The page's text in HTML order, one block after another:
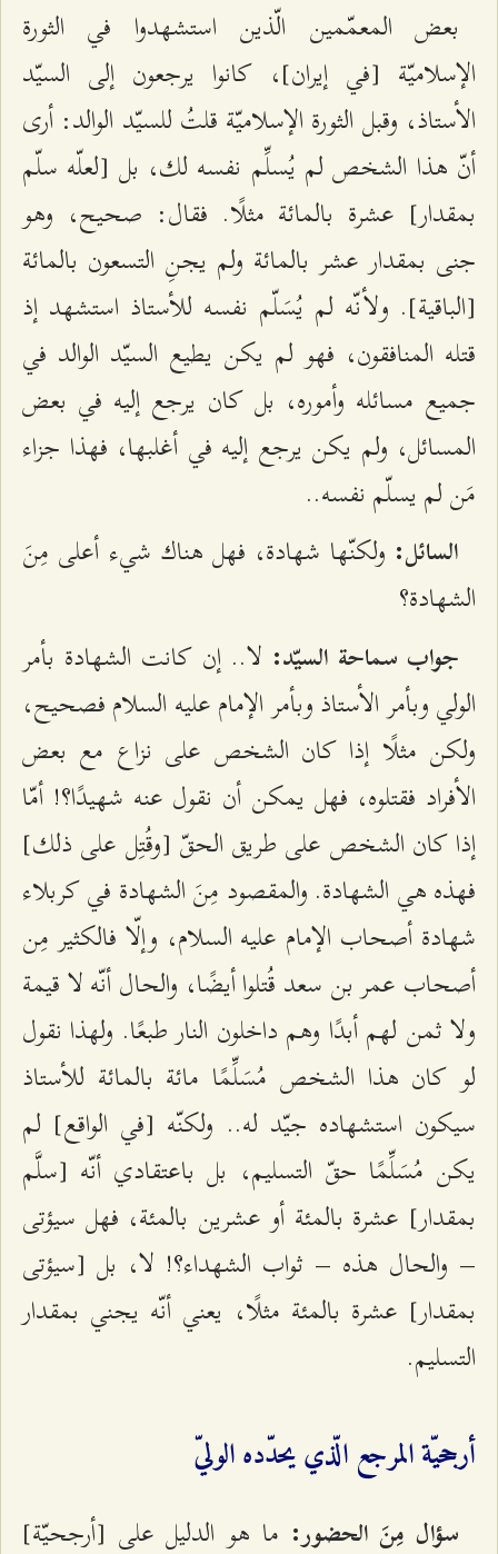
بعض المعمّمين الّذين استشهدوا في الثورة
الإسلاميّة [في إيران]، كانوا يرجعون إلى السيّد
الأستاذ، وقبل الثورة الإسلاميّة قلتُ للسيّد الوالد: أرى
أنّ هذا الشخص لم يُسلِّم نفسه لك، بل [لعلّه سلّم
بمقدار] عشرة بالمائة مثلًا. فقال: صحيح، وهو
جنى بمقدار عشر بالمائة ولم يجنِ التسعون بالمائة
[الباقية]. ولأنّه لم يُسَلّم نفسه للأستاذ استشهد إذ
قتله المنافقون، فهو لم يكن يطيع السيّد الوالد في
جميع مسائله وأموره، بل كان يرجع إليه في بعض
المسائل، ولم يكن يرجع إليه في أغلبها، فهذا جزاء
مَن لم يسلّم نفسه..
السائل: ولكنّها شهادة، فهل هناك شيء أعلى مِنَ
الشهادة؟
جواب سماحة السيّد: لا.. إن كانت الشهادة بأمر
الولي وبأمر الأستاذ وبأمر الإمام عليه السلام فصحيح،
ولكن مثلًا إذا كان الشخص على نزاع مع بعض
الأفراد فقتلوه، فهل يمكن أن نقول عنه شهيدًا؟! أمّا
إذا كان الشخص على طريق الحقّ [وقُتِل على ذلك]
فهذه هي الشهادة. والمقصود مِنَ الشهادة في كربلاء
شهادة أصحاب الإمام عليه السلام، وإلّا فالكثير مِن
أصحاب عمر بن سعد قُتلوا أيضًا، والحال أنّه لا قيمة
ولا ثمن لهم أبدًا وهم داخلون النار طبعًا. ولهذا نقول
لو كان هذا الشخص مُسَلِّمًا مائة بالمائة للأستاذ
سيكون استشهاده جيّد له.. ولكنّه [في الواقع] لم
يكن مُسَلِّمًا حقّ التسليم، بل باعتقادي أنّه [سلَّم
بمقدار] عشرة بالمئة أو عشرين بالمئة، فهل سيؤتى
– والحال هذه – ثواب الشهداء؟! لا، بل [سيؤتى
بمقدار] عشرة بالمئة مثلًا، يعني أنّه يجني بمقدار
التسليم.
أرجحيّة المرجع الّذي يحدّده الوليّ
سؤال مِنَ الحضور: ما هو الدليل على [أرجحيّة]